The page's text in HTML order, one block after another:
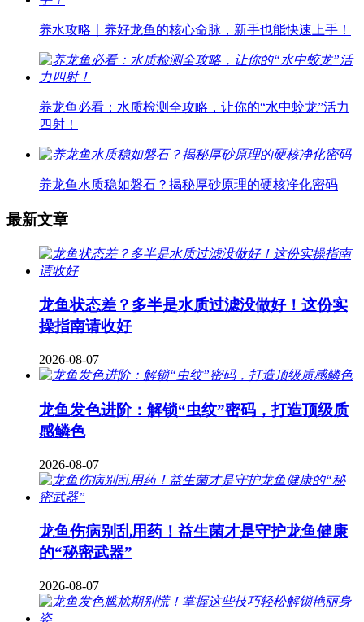
养水攻略｜养好龙鱼的核心命脉，新手也能快速上手！
养龙鱼必看：水质检测全攻略，让你的“水中蛟龙”活力
四射！
养龙鱼水质稳如磐石？揭秘厚砂原理的硬核净化密码
最新文章
龙鱼状态差？多半是水质过滤没做好！这份实
操指南请收好
2026-08-07
龙鱼发色进阶：解锁“虫纹”密码，打造顶级质
感鳞色
2026-08-07
龙鱼伤病别乱用药！益生菌才是守护龙鱼健康
的“秘密武器”
2026-08-07